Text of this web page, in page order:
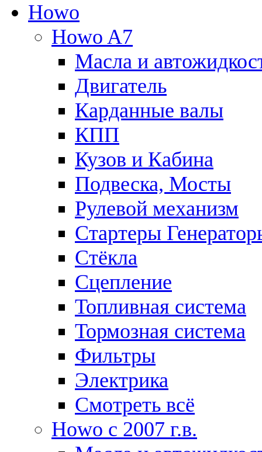
Howo
Howo A7
Масла и
Двигатель
Карданные валы
КПП
Кузов и Кабина
Подвеска, Мосты
Рулевой механизм
Стартеры
Стёкла
Сцепление
Топливная система
Тормозная система
Фильтры
Электрика
Смотреть всё
Howo c 2007 г.в.